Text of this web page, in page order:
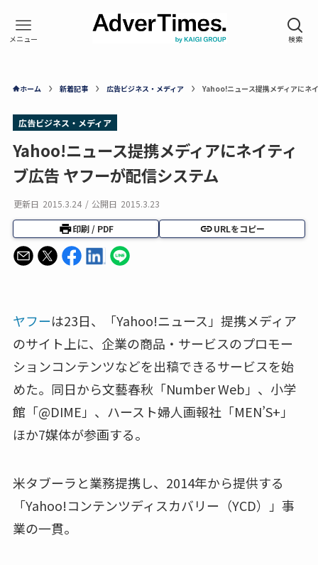
ホーム 新着記事 広告ビジネス・メディア Yahoo!ニュース提携メディアにネ
広告ビジネス・メディア
Yahoo!ニュース提携メディアにネイティ
ブ広告 ヤフーが配信システム
更新日 2015.3.24 / 公開日 2015.3.23
印刷 / PDF URLをコピー
ヤフーは23日、「Yahoo!ニュース」提携メディア
のサイト上に、企業の商品・サービスのプロモー
ションコンテンツなどを出稿できるサービスを始
めた。同日から文藝春秋「Number Web」、小学
館「@DIME」、ハースト婦人画報社「MEN’S+」
ほか7媒体が参画する。
米タブーラと業務提携し、2014年から提供する
「Yahoo!コンテンツディスカバリー（YCD）」事
業の一貫。